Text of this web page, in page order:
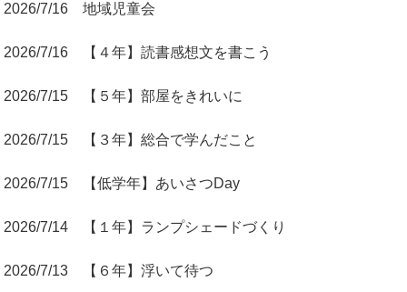
2026/7/16 地域児童会
2026/7/16 【４年】読書感想文を書こう
2026/7/15 【５年】部屋をきれいに
2026/7/15 【３年】総合で学んだこと
2026/7/15 【低学年】あいさつDay
2026/7/14 【１年】ランプシェードづくり
2026/7/13 【６年】浮いて待つ